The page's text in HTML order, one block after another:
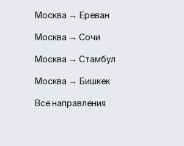
Москва → Ереван
Москва → Сочи
Москва → Стамбул
Москва → Бишкек
Все направления